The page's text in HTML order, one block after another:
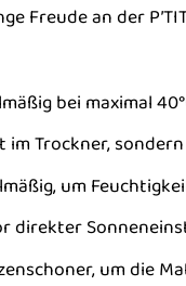
Freude an der
bei maximal
im Trockner,
um
direkter
um die